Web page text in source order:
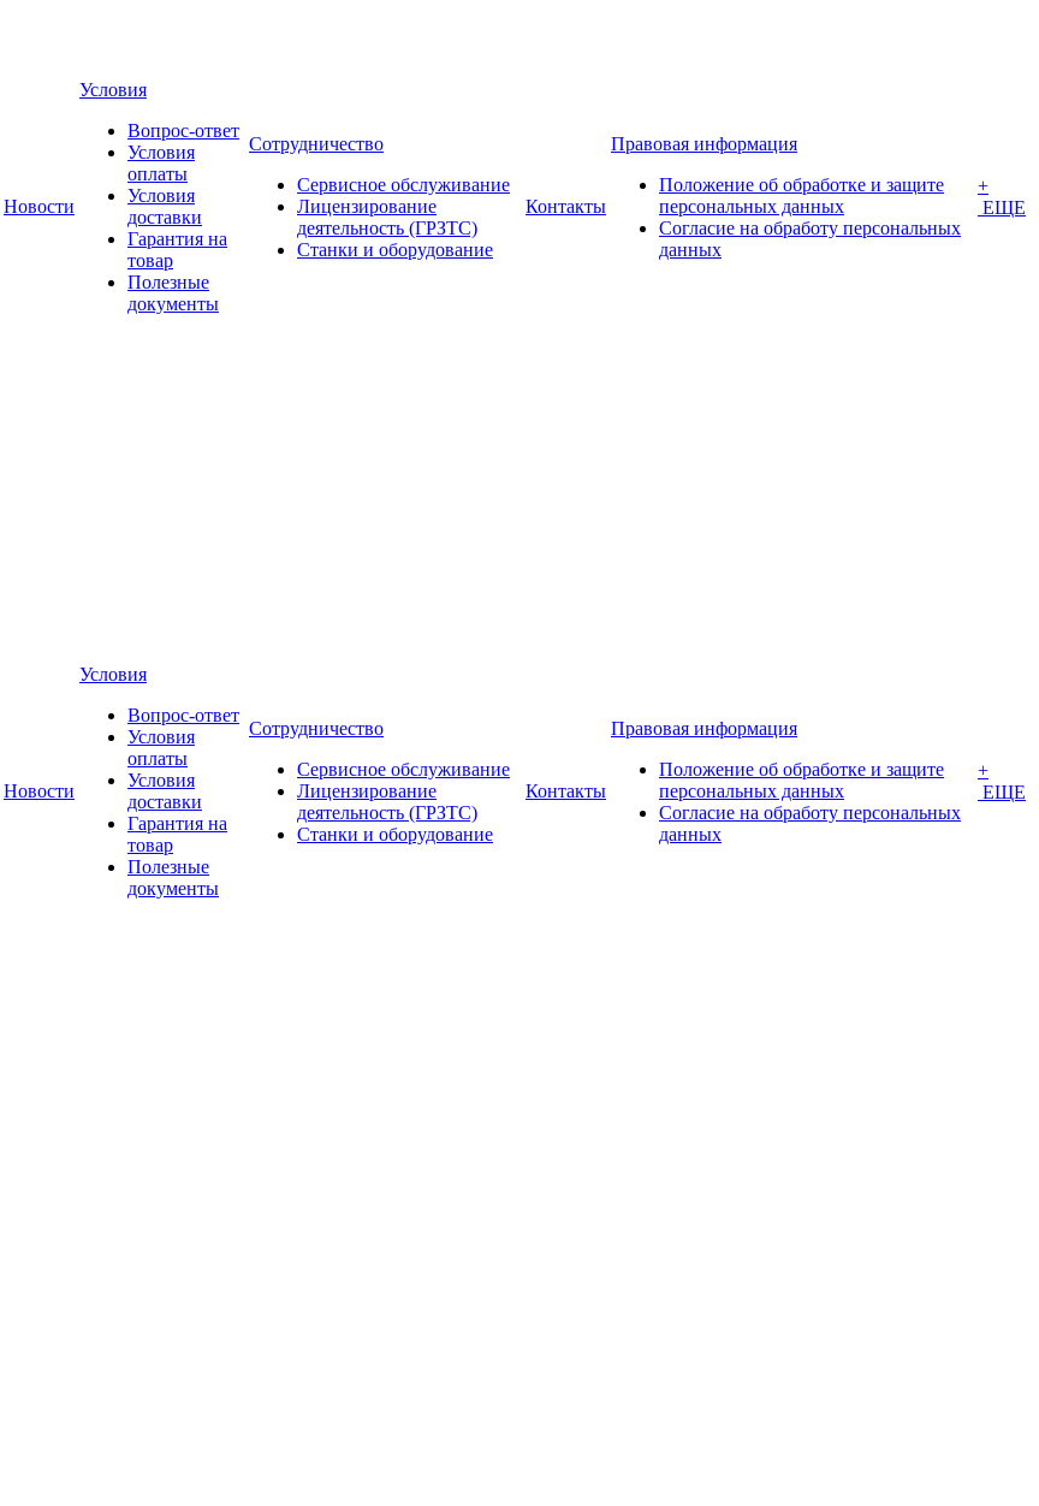
Новости
Условия
Вопрос-ответ
Условия
оплаты
Условия
доставки
Гарантия на
товар
Полезные
документы
Сотрудничество
Сервисное обслуживание
Лицензирование
деятельность (ГРЗТС)
Станки и оборудование
Контакты
Правовая информация
Положение об обработке и защите
персональных данных
Согласие на обработу персональных
данных
+
ЕЩЕ
Новости
Условия
Вопрос-ответ
Условия
оплаты
Условия
доставки
Гарантия на
товар
Полезные
документы
Сотрудничество
Сервисное обслуживание
Лицензирование
деятельность (ГРЗТС)
Станки и оборудование
Контакты
Правовая информация
Положение об обработке и защите
персональных данных
Согласие на обработу персональных
данных
+
ЕЩЕ